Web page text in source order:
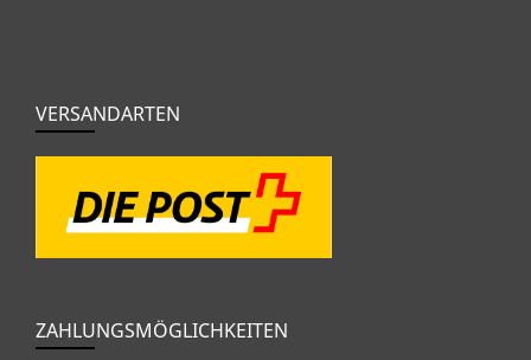
VERSANDARTEN
ZAHLUNGSMÖGLICHKEITEN